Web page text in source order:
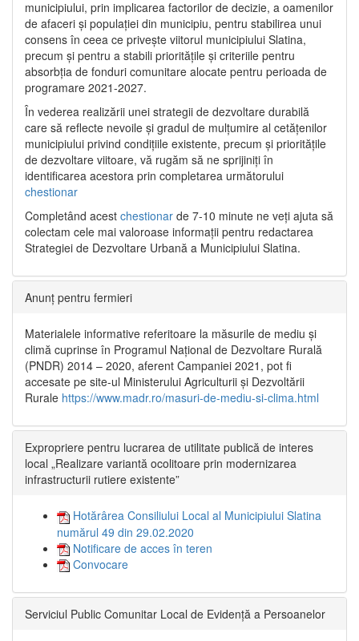
municipiului, prin implicarea factorilor de decizie, a oamenilor
de afaceri și populației din municipiu, pentru stabilirea unui
consens în ceea ce privește viitorul municipiului Slatina,
precum și pentru a stabili prioritățile și criteriile pentru
absorbția de fonduri comunitare alocate pentru perioada de
programare 2021-2027.
În vederea realizării unei strategii de dezvoltare durabilă
care să reflecte nevoile și gradul de mulțumire al cetățenilor
municipiului privind condițiile existente, precum și prioritățile
de dezvoltare viitoare, vă rugăm să ne sprijiniți în
identificarea acestora prin completarea următorului
chestionar
Completând acest chestionar de 7-10 minute ne veți ajuta să
colectam cele mai valoroase informații pentru redactarea
Strategiei de Dezvoltare Urbană a Municipiului Slatina.
Anunț pentru fermieri
Materialele informative referitoare la măsurile de mediu și
climă cuprinse în Programul Național de Dezvoltare Rurală
(PNDR) 2014 – 2020, aferent Campaniei 2021, pot fi
accesate pe site-ul Ministerului Agriculturii și Dezvoltării
Rurale https://www.madr.ro/masuri-de-mediu-si-clima.html
Expropriere pentru lucrarea de utilitate publică de interes
local „Realizare variantă ocolitoare prin modernizarea
infrastructurii rutiere existente”
Hotărârea Consiliului Local al Municipiului Slatina
numărul 49 din 29.02.2020
Notificare de acces în teren
Convocare
Serviciul Public Comunitar Local de Evidență a Persoanelor